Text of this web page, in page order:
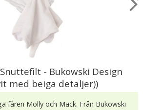
- Bukowski Design
med beiga detaljer))
fåren Molly och Mack. Från Bukowski